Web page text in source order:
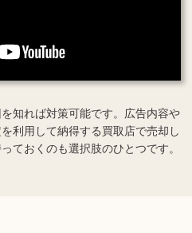
知れば対策可能です。広告内容や
利用して納得する買取店で売却し
ておくのも選択肢のひとつです。